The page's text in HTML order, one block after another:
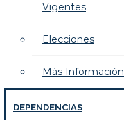
Vigentes
Elecciones
Más Información
DEPENDENCIAS